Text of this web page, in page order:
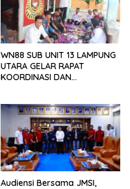
WN88 SUB UNIT 13 LAMPUNG
UTARA GELAR RAPAT
KOORDINASI DAN
Audiensi Bersama JMSI,